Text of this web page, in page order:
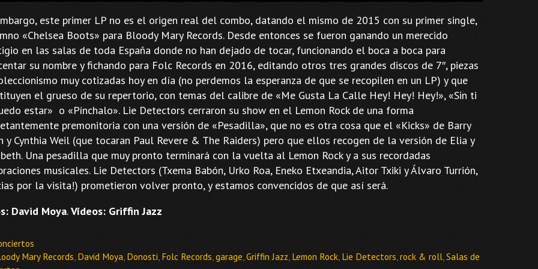
este primer LP no es el origen real del combo, datando el mismo de 2015 con su primer single,
«Chelsea Boots» para Bloody Mary Records. Desde entonces se fueron ganando un merecido
en las salas de toda España donde no han dejado de tocar, funcionando el boca a boca para
su nombre y fichando para Folc Records en 2016, editando otros tres grandes discos de 7″, piezas
muy cotizadas hoy en día (no perdemos la esperanza de que se recopilen en un LP) y que
el grueso de su repertorio, con temas del calibre de «Me Gusta La Calle Hey! Hey! Hey!», «Sin ti
estar» o «Pínchalo». Lie Detectors cerraron su show en el Lemon Rock de una forma
premonitoria con una versión de «Pesadilla», que no es otra cosa que el «Kicks» de Barry
y Cynthia Weil (que tocaran Paul Revere & The Raiders) pero que ellos recogen de la versión de Elia y
Una pesadilla que muy pronto terminará con la vuelta al Lemon Rock y a sus recordadas
musicales. Lie Detectors (Txema Babón, Urko Roa, Eneko Etxeandia, Aitor Txiki y Álvaro Turrión,
por la visita!) prometieron volver pronto, y estamos convencidos de que así será.
David Moya.Vídeos: Griffin Jazz
Mary Records, David Moya, Donosti, Folc Records,garage,Griffin Jazz, Lemon Rock, Lie Detectors,rock & roll,Salas de